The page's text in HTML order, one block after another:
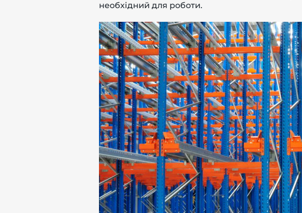
необхідний для роботи.